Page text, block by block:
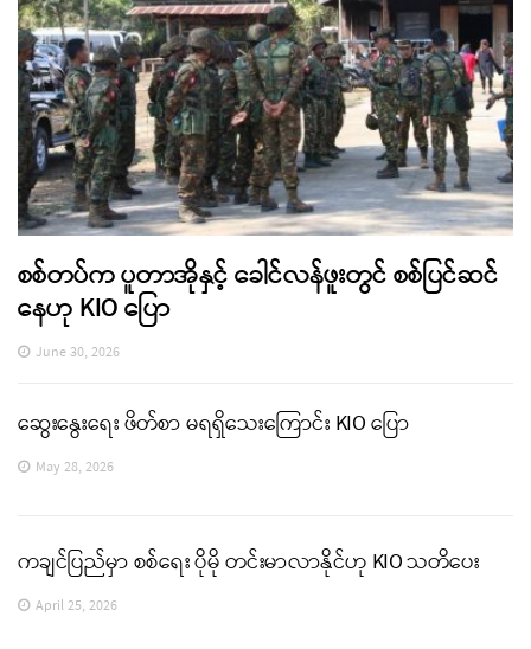
စစ်တပ်က ပူတာအိုနှင့် ခေါင်လန်ဖူးတွင် စစ်ပြင်ဆင်
နေဟု KIO ပြော
June 30, 2026
ဆွေးနွေးရေး ဖိတ်စာ မရရှိသေးကြောင်း KIO ပြော
May 28, 2026
ကချင်ပြည်မှာ စစ်ရေး ပိုမို တင်းမာလာနိုင်ဟု KIO သတိပေး
April 25, 2026